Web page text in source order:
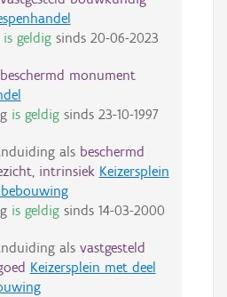
is geldigsinds 20-06-2023
beschermd monument
is geldigsinds 23-10-1997
als beschermd
intrinsiek Keizersplein
is geldigsinds 14-03-2000
als vastgesteld
Keizersplein met deel